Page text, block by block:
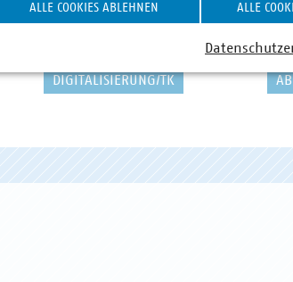
DIGITALISIERUNG/TK
ALLE COOKIES ABLEHNEN ALLE